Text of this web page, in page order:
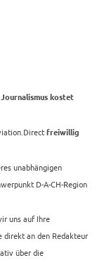
kostet
freiwillig
unabhängigen
D-A-CH-Region
uns auf Ihre
an den Redakteur
über die